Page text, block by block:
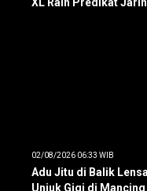
XL Raih Predikat
02/08/2026 06:33 WIB
Adu Jitu di Balik
Unjuk Gigi di